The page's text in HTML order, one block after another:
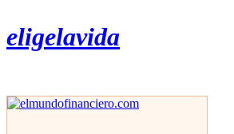
eligelavida